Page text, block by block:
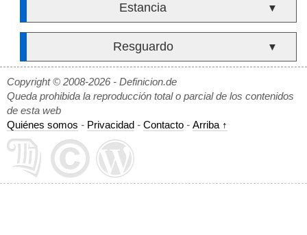
Estancia ▼
Resguardo ▼
Copyright © 2008-2026 - Definicion.de
Queda prohibida la reproducción total o parcial de los contenidos
de esta web
Quiénes somos - Privacidad - Contacto - Arriba ↑